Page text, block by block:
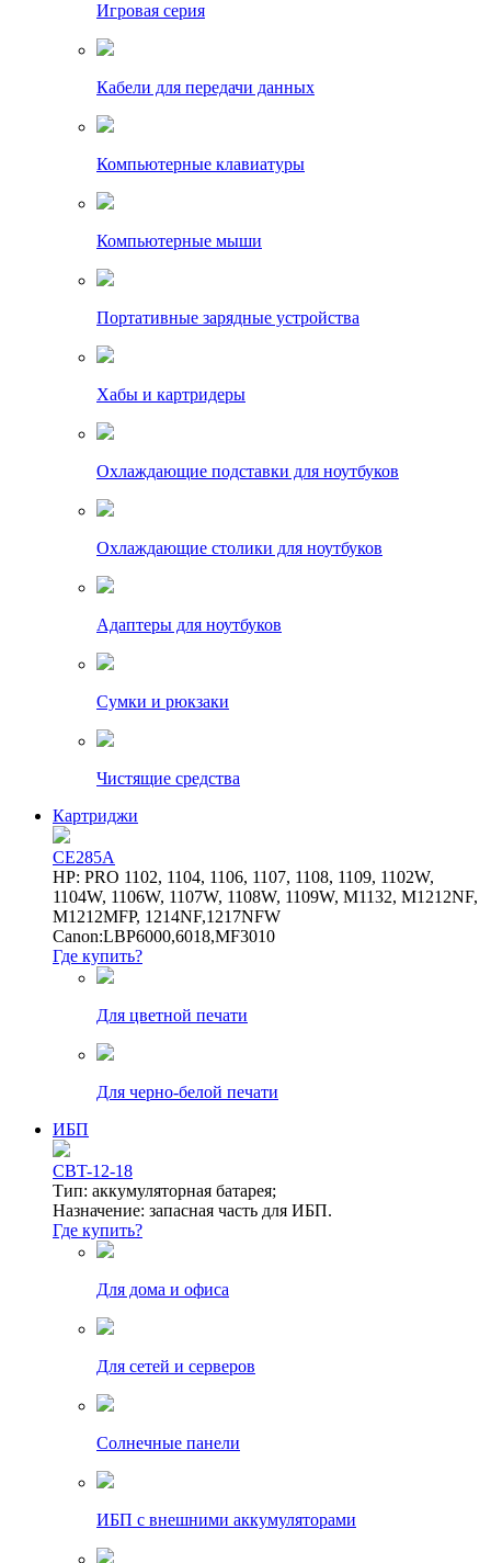
Игровая серия
Кабели для передачи данных
Компьютерные клавиатуры
Компьютерные мыши
Портативные зарядные устройства
Хабы и картридеры
Охлаждающие подставки для ноутбуков
Охлаждающие столики для ноутбуков
Адаптеры для ноутбуков
Сумки и рюкзаки
Чистящие средства
Картриджи
CE285A
HP: PRO 1102, 1104, 1106, 1107, 1108, 1109, 1102W,
1104W, 1106W, 1107W, 1108W, 1109W, M1132, M1212NF,
M1212MFP, 1214NF,1217NFW
Canon:LBP6000,6018,MF3010
Где купить?
Для цветной печати
Для черно-белой печати
ИБП
CBT-12-18
Тип: аккумуляторная батарея;
Назначение: запасная часть для ИБП.
Где купить?
Для дома и офиса
Для сетей и серверов
Солнечные панели
ИБП с внешними аккумуляторами